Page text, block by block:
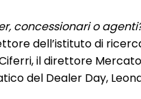
concessionari o
dell’istituto di
il direttore
del Dealer Day,